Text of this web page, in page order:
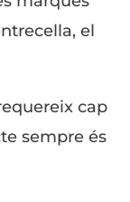
el
cap
sempre és